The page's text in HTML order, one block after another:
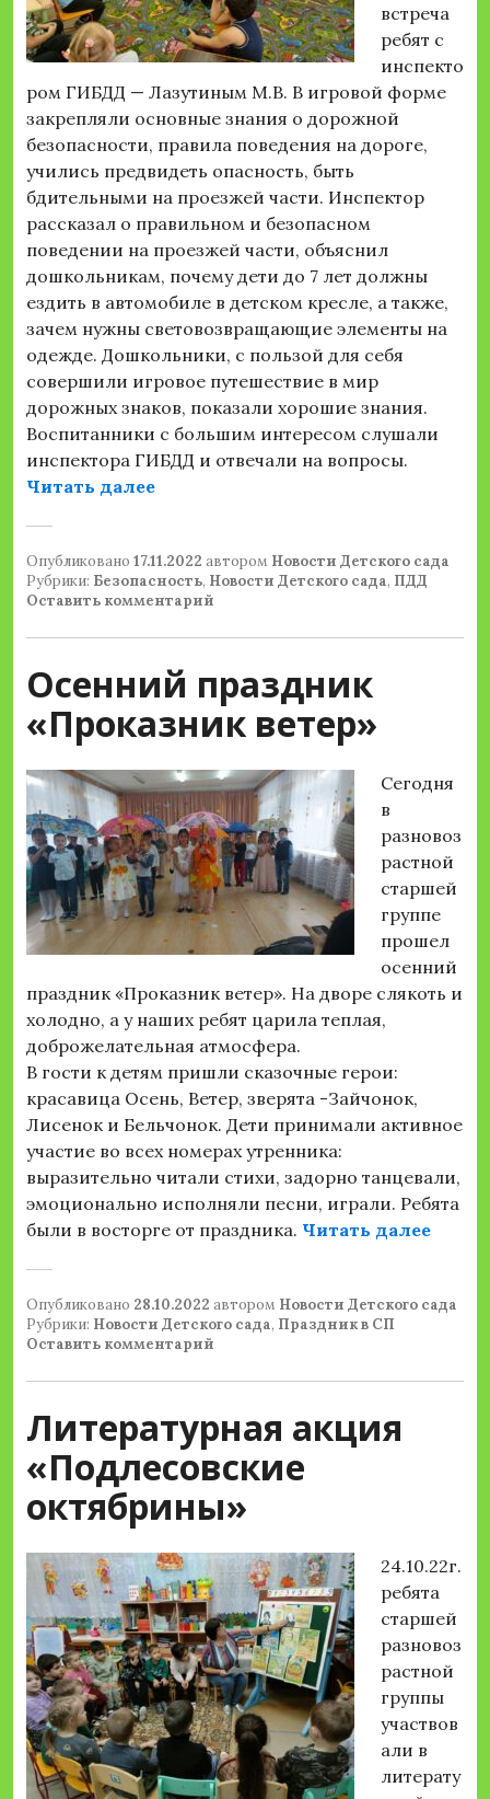
встреча
ребят с
инспекто
ром ГИБДД — Лазутиным М.В. В игровой форме
закрепляли основные знания о дорожной
безопасности, правила поведения на дороге,
учились предвидеть опасность, быть
бдительными на проезжей части. Инспектор
рассказал о правильном и безопасном
поведении на проезжей части, объяснил
дошкольникам, почему дети до 7 лет должны
ездить в автомобиле в детском кресле, а также,
зачем нужны световозвращающие элементы на
одежде. Дошкольники, с пользой для себя
совершили игровое путешествие в мир
дорожных знаков, показали хорошие знания.
Воспитанники с большим интересом слушали
инспектора ГИБДД и отвечали на вопросы.
Читать далее«Познавательно
Опубликовано 17.11.2022 автором Новости Детского сада
Рубрики: Безопасность, Новости Детского сада, ПДД
Оставить комментарий
Осенний праздник
«Проказник ветер»
Сегодня
в
разновоз
растной
старшей
группе
прошел
осенний
праздник «Проказник ветер». На дворе слякоть и
холодно, а у наших ребят царила теплая,
доброжелательная атмосфера.
В гости к детям пришли сказочные герои:
красавица Осень, Ветер, зверята -Зайчонок,
Лисенок и Бельчонок. Дети принимали активное
участие во всех номерах утренника:
выразительно читали стихи, задорно танцевали,
эмоционально исполняли песни, играли. Ребята
были в восторге от праздника. Читать далее
Опубликовано 28.10.2022 автором Новости Детского сада
Рубрики: Новости Детского сада, Праздник в СП
Оставить комментарий
Литературная акция
«Подлесовские
октябрины»
24.10.22г.
ребята
старшей
разновоз
растной
группы
участвов
али в
литерату